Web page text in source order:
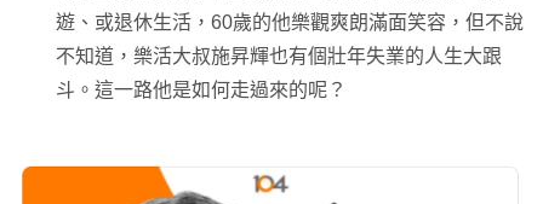
遊、或退休生活，60歲的他樂觀爽朗滿面笑容，但不說
不知道，樂活大叔施昇輝也有個壯年失業的人生大跟
斗。這一路他是如何走過來的呢？